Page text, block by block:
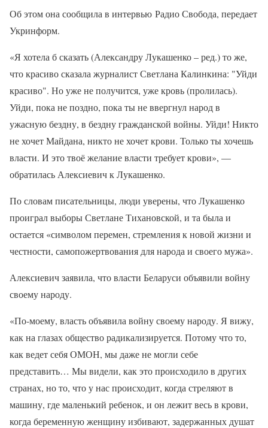
Об этом она сообщила в интервью Радио Свобода, передает
Укринформ.
«Я хотела б сказать (Александру Лукашенко – ред.) то же,
что красиво сказала журналист Светлана Калинкина: "Уйди
красиво". Но уже не получится, уже кровь (пролилась).
Уйди, пока не поздно, пока ты не ввергнул народ в
ужасную бездну, в бездну гражданской войны. Уйди! Никто
не хочет Майдана, никто не хочет крови. Только ты хочешь
власти. И это твоё желание власти требует крови», —
обратилась Алексиевич к Лукашенко.
По словам писательницы, люди уверены, что Лукашенко
проиграл выборы Светлане Тихановской, и та была и
остается «символом перемен, стремления к новой жизни и
честности, самопожертвования для народа и своего мужа».
Алексиевич заявила, что власти Беларуси объявили войну
своему народу.
«По-моему, власть объявила войну своему народу. Я вижу,
как на глазах общество радикализируется. Потому что то,
как ведет себя ОМОН, мы даже не могли себе
представить… Мы видели, как это происходило в других
странах, но то, что у нас происходит, когда стреляют в
машину, где маленький ребенок, и он лежит весь в крови,
когда беременную женщину избивают, задержанных душат